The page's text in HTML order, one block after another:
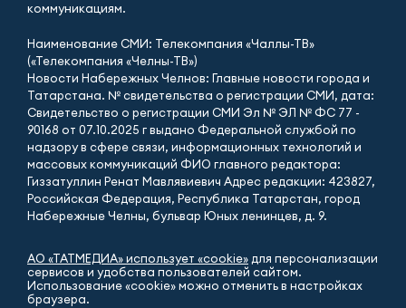
коммуникациям.
Наименование СМИ: Телекомпания «Чаллы-ТВ»
(«Телекомпания «Челны-ТВ»)
Новости Набережных Челнов: Главные новости города и
Татарстана. № свидетельства о регистрации СМИ, дата:
Свидетельство о регистрации СМИ Эл № ЭЛ № ФС 77 -
90168 от 07.10.2025 г выдано Федеральной службой по
надзору в сфере связи, информационных технологий и
массовых коммуникаций ФИО главного редактора:
Гиззатуллин Ренат Мавлявиевич Адрес редакции: 423827,
Российская Федерация, Республика Татарстан, город
Набережные Челны, бульвар Юных ленинцев, д. 9.
АО «ТАТМЕДИА» использует «cookie»для персонализации
сервисов и удобства пользователей сайтом.
Использование «cookie» можно отменить в настройках
браузера.